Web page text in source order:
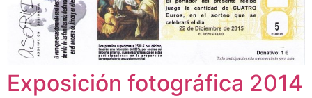
Exposición fotográfica 2014